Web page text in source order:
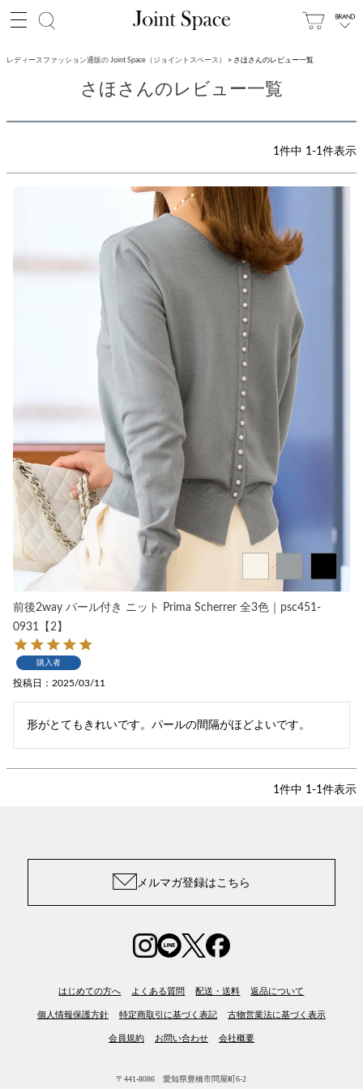
レディースファッション通販の Joint Space（ジョイントスペース） さほさんのレビュー一覧
さほさんのレビュー一覧
1件中 1-1件表示
前後2way パール付き ニット Prima Scherrer 全3色｜psc451-
0931【2】
購入者
投稿日 2025/03/11
形がとてもきれいです。パールの間隔がほどよいです。
1 件中 1 -1 件表示
メルマガ登録はこちら
はじめての方へ よくある質問 配送・送料 返品について
個人情報保護方針 特定商取引に基づく表記 古物営業法に基づく表示
会員規約 お問い合わせ 会社概要
〒441-8086 愛知県豊橋市問屋町6-2